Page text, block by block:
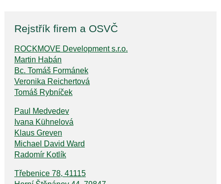
Rejstřík firem a OSVČ
ROCKMOVE Development s.r.o.
Martin Habán
Bc. Tomáš Formánek
Veronika Reichertová
Tomáš Rybníček
Paul Medvedev
Ivana Kühnelová
Klaus Greven
Michael David Ward
Radomír Kotlík
Třebenice 78, 41115